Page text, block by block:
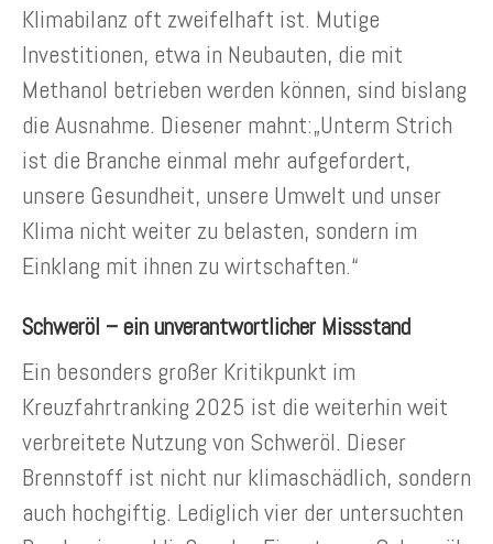
Klimabilanz oft zweifelhaft ist. Mutige
Investitionen, etwa in Neubauten, die mit
Methanol betrieben werden können, sind bislang
die Ausnahme. Diesener mahnt:„Unterm Strich
ist die Branche einmal mehr aufgefordert,
unsere Gesundheit, unsere Umwelt und unser
Klima nicht weiter zu belasten, sondern im
Einklang mit ihnen zu wirtschaften.“
Schweröl – ein unverantwortlicher Missstand
Ein besonders großer Kritikpunkt im
Kreuzfahrtranking 2025 ist die weiterhin weit
verbreitete Nutzung von Schweröl. Dieser
Brennstoff ist nicht nur klimaschädlich, sondern
auch hochgiftig. Lediglich vier der untersuchten